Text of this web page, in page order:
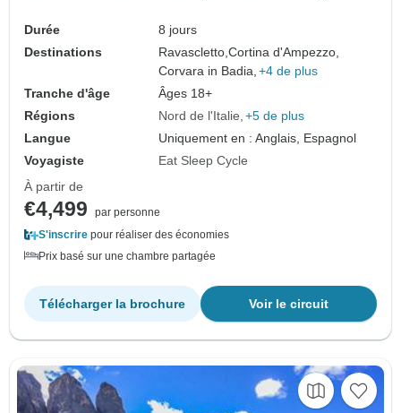
Durée
8 jours
Destinations
Ravascletto,Cortina d'Ampezzo,
Corvara in Badia, +4 de plus
Tranche d'âge
Âges 18+
Régions
Nord de l'Italie +5 de plus
Langue
Uniquement en : Anglais, Espagnol
Voyagiste
Eat Sleep Cycle
À partir de
€4,499
par personne
S'inscrire pour réaliser des économies
Prix basé sur une chambre partagée
Voir le circuit
Télécharger la brochure